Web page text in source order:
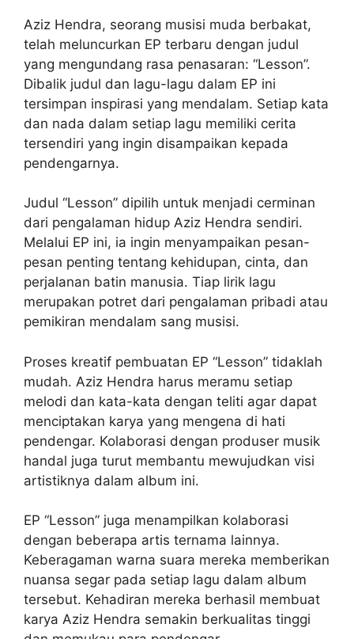
Aziz Hendra, seorang musisi muda berbakat,
telah meluncurkan EP terbaru dengan judul
yang mengundang rasa penasaran: “Lesson”.
Dibalik judul dan lagu-lagu dalam EP ini
tersimpan inspirasi yang mendalam. Setiap kata
dan nada dalam setiap lagu memiliki cerita
tersendiri yang ingin disampaikan kepada
pendengarnya.
Judul “Lesson” dipilih untuk menjadi cerminan
dari pengalaman hidup Aziz Hendra sendiri.
Melalui EP ini, ia ingin menyampaikan pesan-
pesan penting tentang kehidupan, cinta, dan
perjalanan batin manusia. Tiap lirik lagu
merupakan potret dari pengalaman pribadi atau
pemikiran mendalam sang musisi.
Proses kreatif pembuatan EP “Lesson” tidaklah
mudah. Aziz Hendra harus meramu setiap
melodi dan kata-kata dengan teliti agar dapat
menciptakan karya yang mengena di hati
pendengar. Kolaborasi dengan produser musik
handal juga turut membantu mewujudkan visi
artistiknya dalam album ini.
EP “Lesson” juga menampilkan kolaborasi
dengan beberapa artis ternama lainnya.
Keberagaman warna suara mereka memberikan
nuansa segar pada setiap lagu dalam album
tersebut. Kehadiran mereka berhasil membuat
karya Aziz Hendra semakin berkualitas tinggi